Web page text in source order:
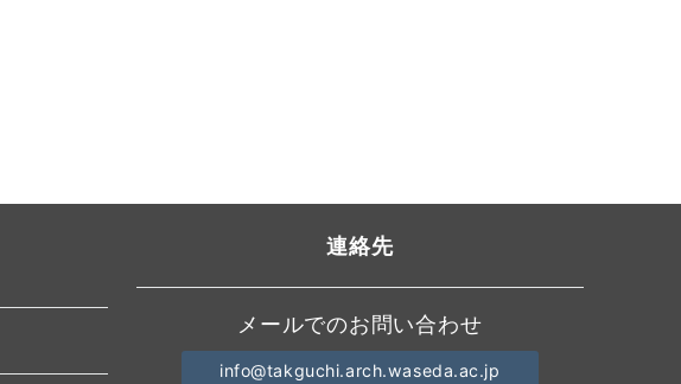
連絡先
メールでのお問い合わせ
info@takguchi.arch.waseda.ac.jp